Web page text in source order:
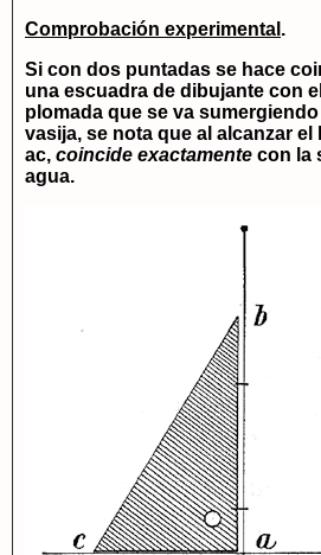
Comprobación experimental .
Si con dos puntadas se hace
una escuadra de dibujante con
plomada que se va
vasija, se nota que al alcanzar
ac, coincide exactamente con la
agua.